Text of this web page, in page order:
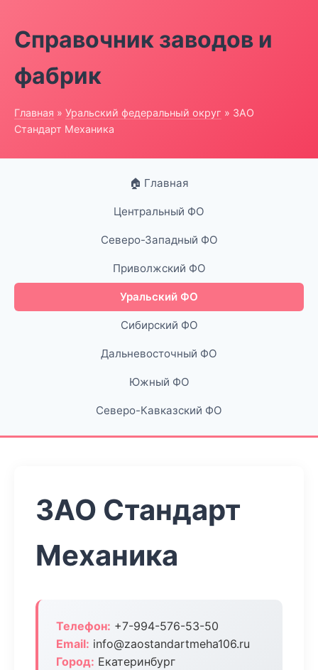
Справочник заводов и
фабрик
Главная » Уральский федеральный округ » ЗАО
Стандарт Механика
🏠 Главная
Центральный ФО
Северо-Западный ФО
Приволжский ФО
Уральский ФО
Сибирский ФО
Дальневосточный ФО
Южный ФО
Северо-Кавказский ФО
ЗАО Стандарт
Механика
Телефон: +7-994-576-53-50
Email: info@zaostandartmeha106.ru
Город: Екатеринбург